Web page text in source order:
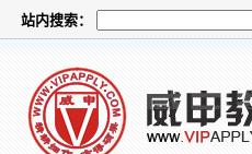
站内搜索：